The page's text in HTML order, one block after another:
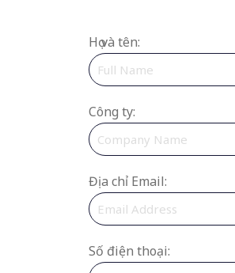
Họ và tên:
Công ty:
Địa chỉ Email:
Số điện thoại: